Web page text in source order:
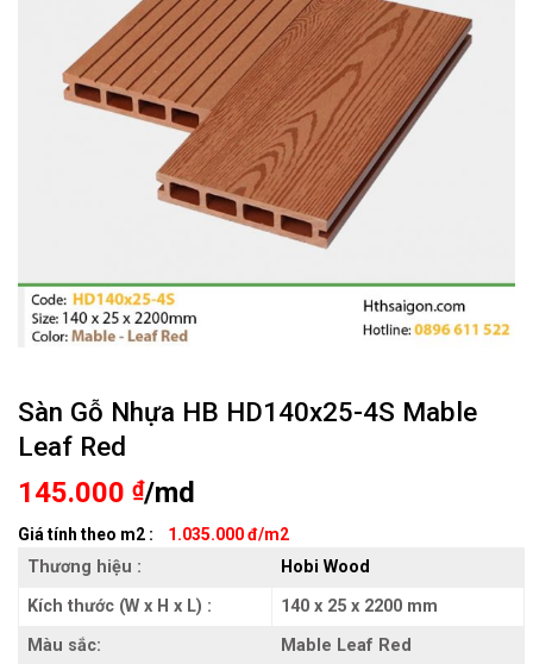
Sàn Gỗ Nhựa HB HD140x25-4S Mable
Leaf Red
145.000 ₫/md
Giá tính theo m2 : 1.035.000 đ/m2
Thương hiệu :
Hobi Wood
Kích thước (W x H x L) :
140 x 25 x 2200 mm
Màu sắc:
Mable Leaf Red